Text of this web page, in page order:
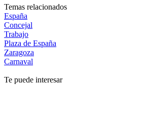
Temas relacionados
España
Concejal
Trabajo
Plaza de España
Zaragoza
Carnaval
Te puede interesar